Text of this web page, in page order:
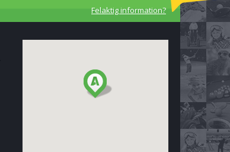
Felaktig information?